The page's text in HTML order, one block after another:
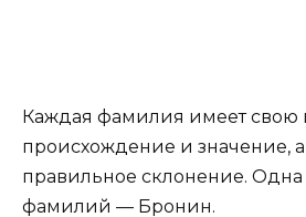
Каждая фамилия имеет свою
происхождение и значение, а
правильное склонение. Одна
фамилий — Бронин.